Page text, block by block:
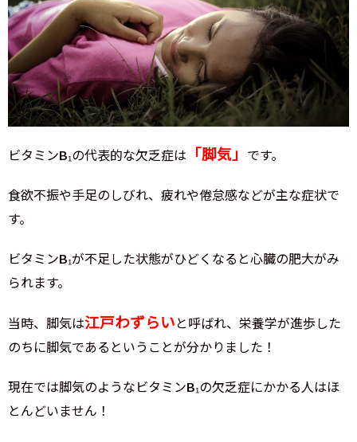
ビタミンB₁の代表的な欠乏症は 「脚気」 です。
食欲不振や手足のしびれ、疲れや倦怠感などが主な症状で
す。
ビタミンB₁が不足した状態がひどくなると心臓の肥大がみ
られます。
当時、脚気は江戸わずらい と呼ばれ、栄養学が進歩した
のちに脚気であるということが分かりました！
現在では脚気のようなビタミンB₁の欠乏症にかかる人はほ
とんどいません！